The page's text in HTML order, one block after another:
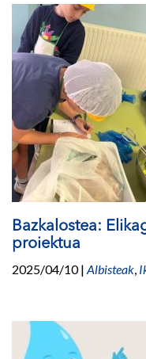
Bazkalostea:
proiektua
2025/04/10| Albisteak,